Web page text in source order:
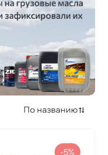
По названию
-5%